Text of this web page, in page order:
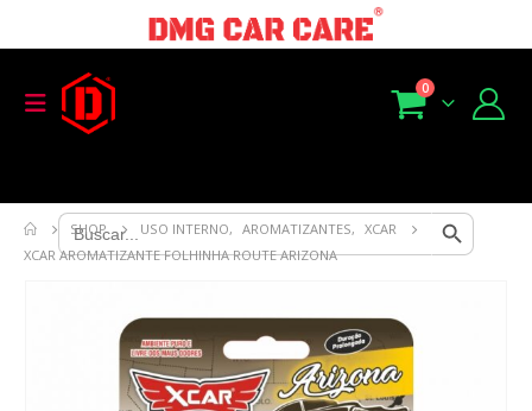
Search
for:
Search Button
0
SHOP USO INTERNO, AROMATIZANTES,
XCAR
XCAR AROMATIZANTE FOLHINHA ROUTE ARIZONA